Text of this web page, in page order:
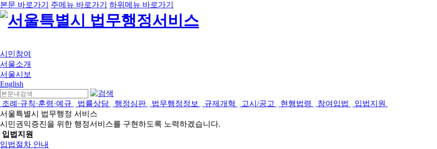
본문 바로가기 주메뉴 바로가기 하위메뉴 바로가기
시민참여
서울소개
서울시보
English
조례·규칙·훈령·예규 법률상담 행정심판 법무행정정보 규제개혁 고시/공고 현행법령 참여입법
입법지원
서울특별시 법무행정 서비스
시민권익증진을 위한 행정서비스를 구현하도록 노력하겠습니다.
입법지원
입법절차 안내